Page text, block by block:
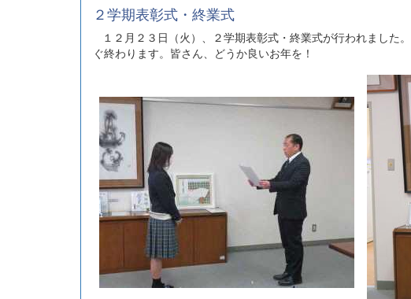
２学期表彰式・終業式
１２月２３日（火）、２学期表彰式・終業式が行われました
ぐ終わります。皆さん、どうか良いお年を！